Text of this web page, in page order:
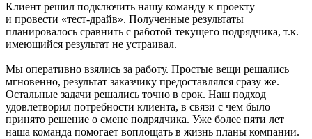
Клиент решил подключить нашу команду к проекту
и провести «тест-драйв». Полученные результаты
планировалось сравнить с работой текущего подрядчика, т.к.
имеющийся результат не устраивал.
Мы оперативно взялись за работу. Простые вещи решались
мгновенно, результат заказчику предоставлялся сразу же.
Остальные задачи решались точно в срок. Наш подход
удовлетворил потребности клиента, в связи с чем было
принято решение о смене подрядчика. Уже более пяти лет
наша команда помогает воплощать в жизнь планы компании.